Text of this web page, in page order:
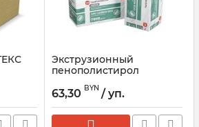
Экструзионный
пенополистирол
ECO 1180х580мм
63,30 BYN / уп.